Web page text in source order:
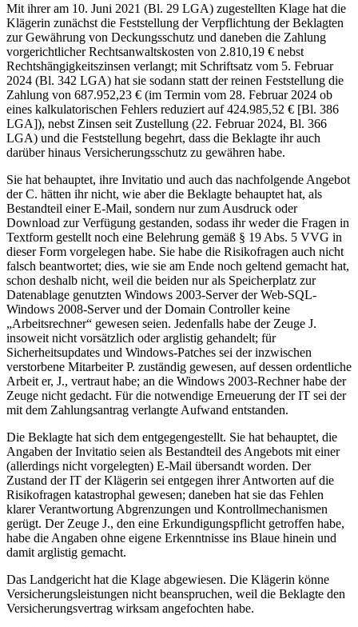
Mit ihrer am 10. Juni 2021 (Bl. 29 LGA) zugestellten Klage hat die
Klägerin zunächst die Feststellung der Verpflichtung der Beklagten
zur Gewährung von Deckungsschutz und daneben die Zahlung
vorgerichtlicher Rechtsanwaltskosten von 2.810,19 € nebst
Rechtshängigkeitszinsen verlangt; mit Schriftsatz vom 5. Februar
2024 (Bl. 342 LGA) hat sie sodann statt der reinen Feststellung die
Zahlung von 687.952,23 € (im Termin vom 28. Februar 2024 ob
eines kalkulatorischen Fehlers reduziert auf 424.985,52 € [Bl. 386
LGA]), nebst Zinsen seit Zustellung (22. Februar 2024, Bl. 366
LGA) und die Feststellung begehrt, dass die Beklagte ihr auch
darüber hinaus Versicherungsschutz zu gewähren habe.
Sie hat behauptet, ihre Invitatio und auch das nachfolgende Angebot
der C. hätten ihr nicht, wie aber die Beklagte behauptet hat, als
Bestandteil einer E-Mail, sondern nur zum Ausdruck oder
Download zur Verfügung gestanden, sodass ihr weder die Fragen in
Textform gestellt noch eine Belehrung gemäß § 19 Abs. 5 VVG in
dieser Form vorgelegen habe. Sie habe die Risikofragen auch nicht
falsch beantwortet; dies, wie sie am Ende noch geltend gemacht hat,
schon deshalb nicht, weil die beiden nur als Speicherplatz zur
Datenablage genutzten Windows 2003-Server der Web-SQL-
Windows 2008-Server und der Domain Controller keine
„Arbeitsrechner“ gewesen seien. Jedenfalls habe der Zeuge J.
insoweit nicht vorsätzlich oder arglistig gehandelt; für
Sicherheitsupdates und Windows-Patches sei der inzwischen
verstorbene Mitarbeiter P. zuständig gewesen, auf dessen ordentliche
Arbeit er, J., vertraut habe; an die Windows 2003-Rechner habe der
Zeuge nicht gedacht. Für die notwendige Erneuerung der IT sei der
mit dem Zahlungsantrag verlangte Aufwand entstanden.
Die Beklagte hat sich dem entgegengestellt. Sie hat behauptet, die
Angaben der Invitatio seien als Bestandteil des Angebots mit einer
(allerdings nicht vorgelegten) E-Mail übersandt worden. Der
Zustand der IT der Klägerin sei entgegen ihrer Antworten auf die
Risikofragen katastrophal gewesen; daneben hat sie das Fehlen
klarer Verantwortung Abgrenzungen und Kontrollmechanismen
gerügt. Der Zeuge J., den eine Erkundigungspflicht getroffen habe,
habe die Angaben ohne eigene Erkenntnisse ins Blaue hinein und
damit arglistig gemacht.
Das Landgericht hat die Klage abgewiesen. Die Klägerin könne
Versicherungsleistungen nicht beanspruchen, weil die Beklagte den
Versicherungsvertrag wirksam angefochten habe.